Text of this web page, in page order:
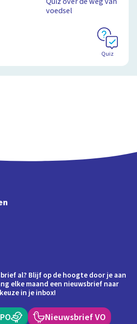
voedsel
Quiz
al? Blijf op de hoogte door je aan
elke maand een nieuwsbrief naar
keuze in je inbox!
Nieuwsbrief VO